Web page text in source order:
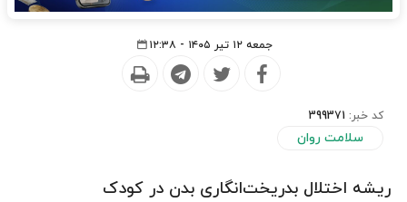
جمعه ۱۲ تیر ۱۴۰۵ - ۱۲:۳۸
کد خبر: 399371
سلامت روان
ریشه اختلال بدریخت‌انگاری بدن در کودک